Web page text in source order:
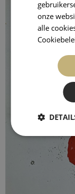
onze
alle